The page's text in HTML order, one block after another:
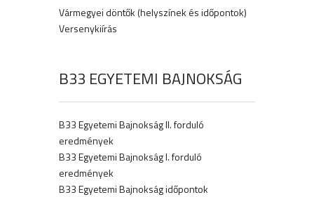
Vármegyei döntők (helyszínek és időpontok)
Versenykiírás
B33 EGYETEMI BAJNOKSÁG
B33 Egyetemi Bajnokság II. forduló
eredmények
B33 Egyetemi Bajnokság I. forduló
eredmények
B33 Egyetemi Bajnokság időpontok